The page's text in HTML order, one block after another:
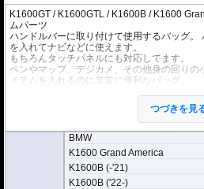
K1600GT / K1600GTL / K1600B / K1600
ムパーツ
ハンドルバーに取り付けて使用するバッグ
を入れてナビなどに使えます。
もちろんタッチパネルにも対応してます。
ペンやマップ、デジカメ、その他身の回り
イテムを入れるのに非常に便利なバッグ。
水ファスナーも装備され、防水効果の非常に
また、容易に取り外しができ、肩掛けバック
ホールがあり、電源ケーブルなどの引き込み
寸法: 220 × 100 × 130 mm (幅 × 長さ × 深さ)
スマホポケットサイズ : 160 x 85 x 10 mm (
つづきを見
BMW
K1600 Grand America
K1600B (-'21)
K1600B ('22-)